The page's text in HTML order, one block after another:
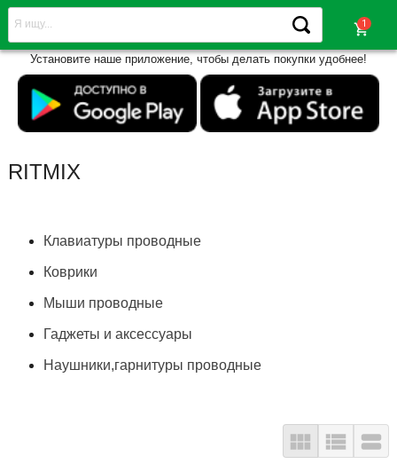
shopping_cart
Установите наше приложение, чтобы делать покупки удобнее!
RITMIX
Клавиатуры проводные
Коврики
Мыши проводные
Гаджеты и аксессуары
Наушники,гарнитуры проводные
  